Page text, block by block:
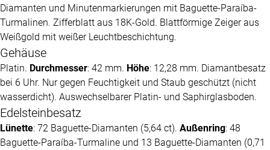
Diamanten und Minutenmarkierungen mit Baguette-Paraíba-
Turmalinen. Zifferblatt aus 18K-Gold. Blattförmige Zeiger aus
Weißgold mit weißer Leuchtbeschichtung.
Gehäuse
Platin. Durchmesser: 42 mm. Höhe: 12,28 mm. Diamantbesatz
bei 6 Uhr. Nur gegen Feuchtigkeit und Staub geschützt (nicht
wasserdicht). Auswechselbarer Platin- und Saphirglasboden.
Edelsteinbesatz
Lünette: 72 Baguette-Diamanten (5,64 ct). Außenring: 48
Baguette-Paraíba-Turmaline und 13 Baguette-Diamanten (0,71